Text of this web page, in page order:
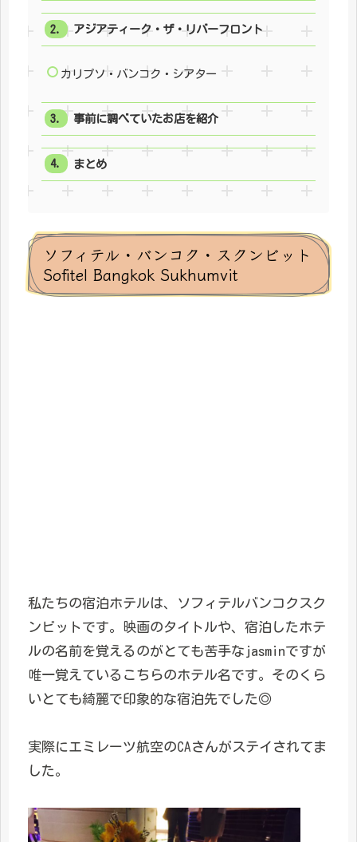
アジアティーク・ザ・リバーフロント
カリプソ・バンコク・シアター
事前に調べていたお店を紹介
まとめ
ソフィテル・バンコク・スクンビット
Sofitel Bangkok Sukhumvit
私たちの宿泊ホテルは、ソフィテルバンコクスク
ンビットです。映画のタイトルや、宿泊したホテ
ルの名前を覚えるのがとても苦手なjasminですが
唯一覚えているこちらのホテル名です。そのくら
いとても綺麗で印象的な宿泊先でした◎
実際にエミレーツ航空のCAさんがステイされてま
した。